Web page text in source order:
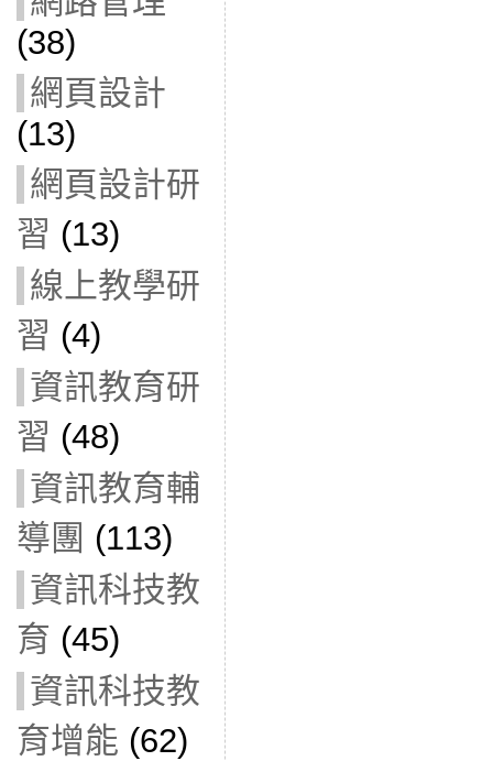
(38)
網頁設計
(13)
網頁設計研
習 (13)
線上教學研
習 (4)
資訊教育研
習 (48)
資訊教育輔
導團 (113)
資訊科技教
育 (45)
資訊科技教
育增能 (62)